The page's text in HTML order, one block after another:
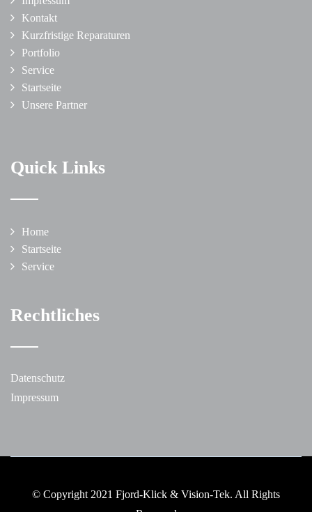
Kontakt
Kurzfristige Reparaturen
Portfolio
Service
Startseite
Unsere Partner
Quick Links
Home
Startseite
Service
Rechtliches
Datenschutz
Impressum
© Copyright 2021 Fjord-Klick & Vision-Tek. All Rights